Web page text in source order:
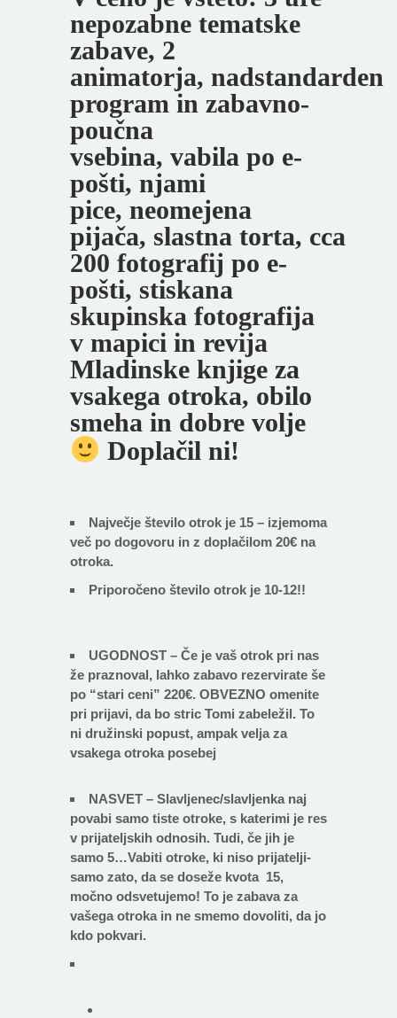
nepozabne tematske
zabave, 2
animatorja, nadstandarden
program in zabavno-
poučna
vsebina, vabila po e-
pošti, njami
pice, neomejena
pijača, slastna torta, cca
200 fotografij po e-
pošti, stiskana
skupinska fotografija
v mapici in revija
Mladinske knjige za
vsakega otroka, obilo
smeha in dobre volje
Doplačil ni!
Največje število otrok je 15 – izjemoma
več po dogovoru in z doplačilom 20€ na
otroka.
Priporočeno število otrok je 10-12!!
UGODNOST – Če je vaš otrok pri nas
že praznoval, lahko zabavo rezervirate še
po “stari ceni” 220€. OBVEZNO omenite
pri prijavi, da bo stric Tomi zabeležil. To
ni družinski popust, ampak velja za
vsakega otroka posebej
NASVET – Slavljenec/slavljenka naj
povabi samo tiste otroke, s katerimi je res
v prijateljskih odnosih. Tudi, če jih je
samo 5…Vabiti otroke, ki niso prijatelji-
samo zato, da se doseže kvota 15,
močno odsvetujemo! To je zabava za
vašega otroka in ne smemo dovoliti, da jo
kdo pokvari.